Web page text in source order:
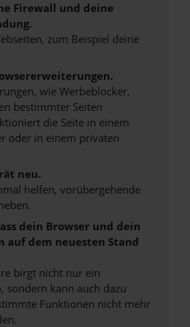
Firewall und deine
zum Beispiel deine
wie Werbeblocker,
bestimmter Seiten
die Seite in einem
oder in einem privaten
neu.
helfen, vorübergehende
dein Browser und dein
auf dem neuesten Stand
birgt nicht nur ein
sondern kann auch dazu
Funktionen nicht mehr